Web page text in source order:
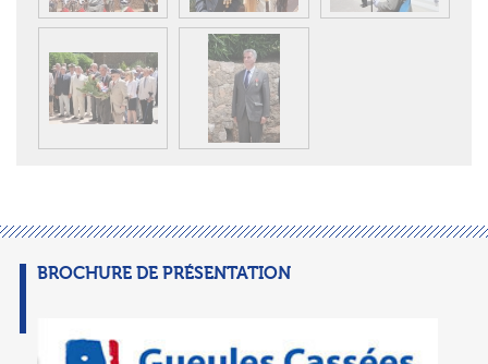
BROCHURE DE PRÉSENTATION